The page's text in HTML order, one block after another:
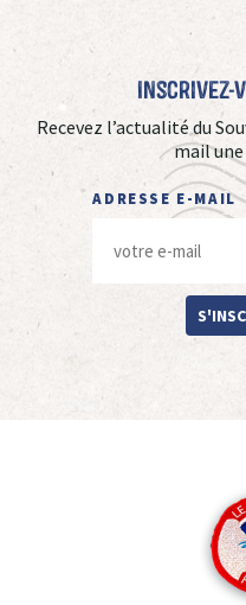
Inscrivez-
Recevez l’actualité du
mail
ADRESSE E-MAIL